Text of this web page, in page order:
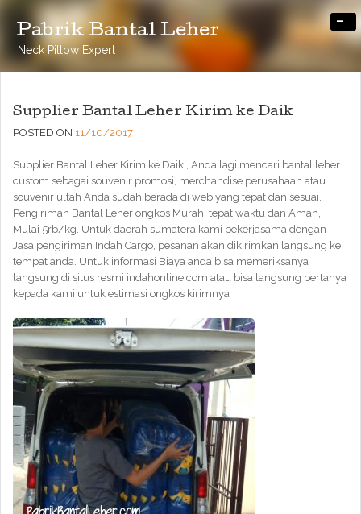
Pabrik Bantal Leher
Neck Pillow Expert
-
Supplier Bantal Leher Kirim ke Daik
POSTED ON 11/10/2017
Supplier Bantal Leher Kirim ke Daik , Anda lagi mencari bantal leher
custom sebagai souvenir promosi, merchandise perusahaan atau
souvenir ultah Anda sudah berada di web yang tepat dan sesuai.
Pengiriman Bantal Leher ongkos Murah, tepat waktu dan Aman,
Mulai 5rb/kg. Untuk daerah sumatera kami bekerjasama dengan
Jasa pengiriman Indah Cargo, pesanan akan dikirimkan langsung ke
tempat anda. Untuk informasi Biaya anda bisa memeriksanya
langsung di situs resmi indahonline.com atau bisa langsung bertanya
kepada kami untuk estimasi ongkos kirimnya